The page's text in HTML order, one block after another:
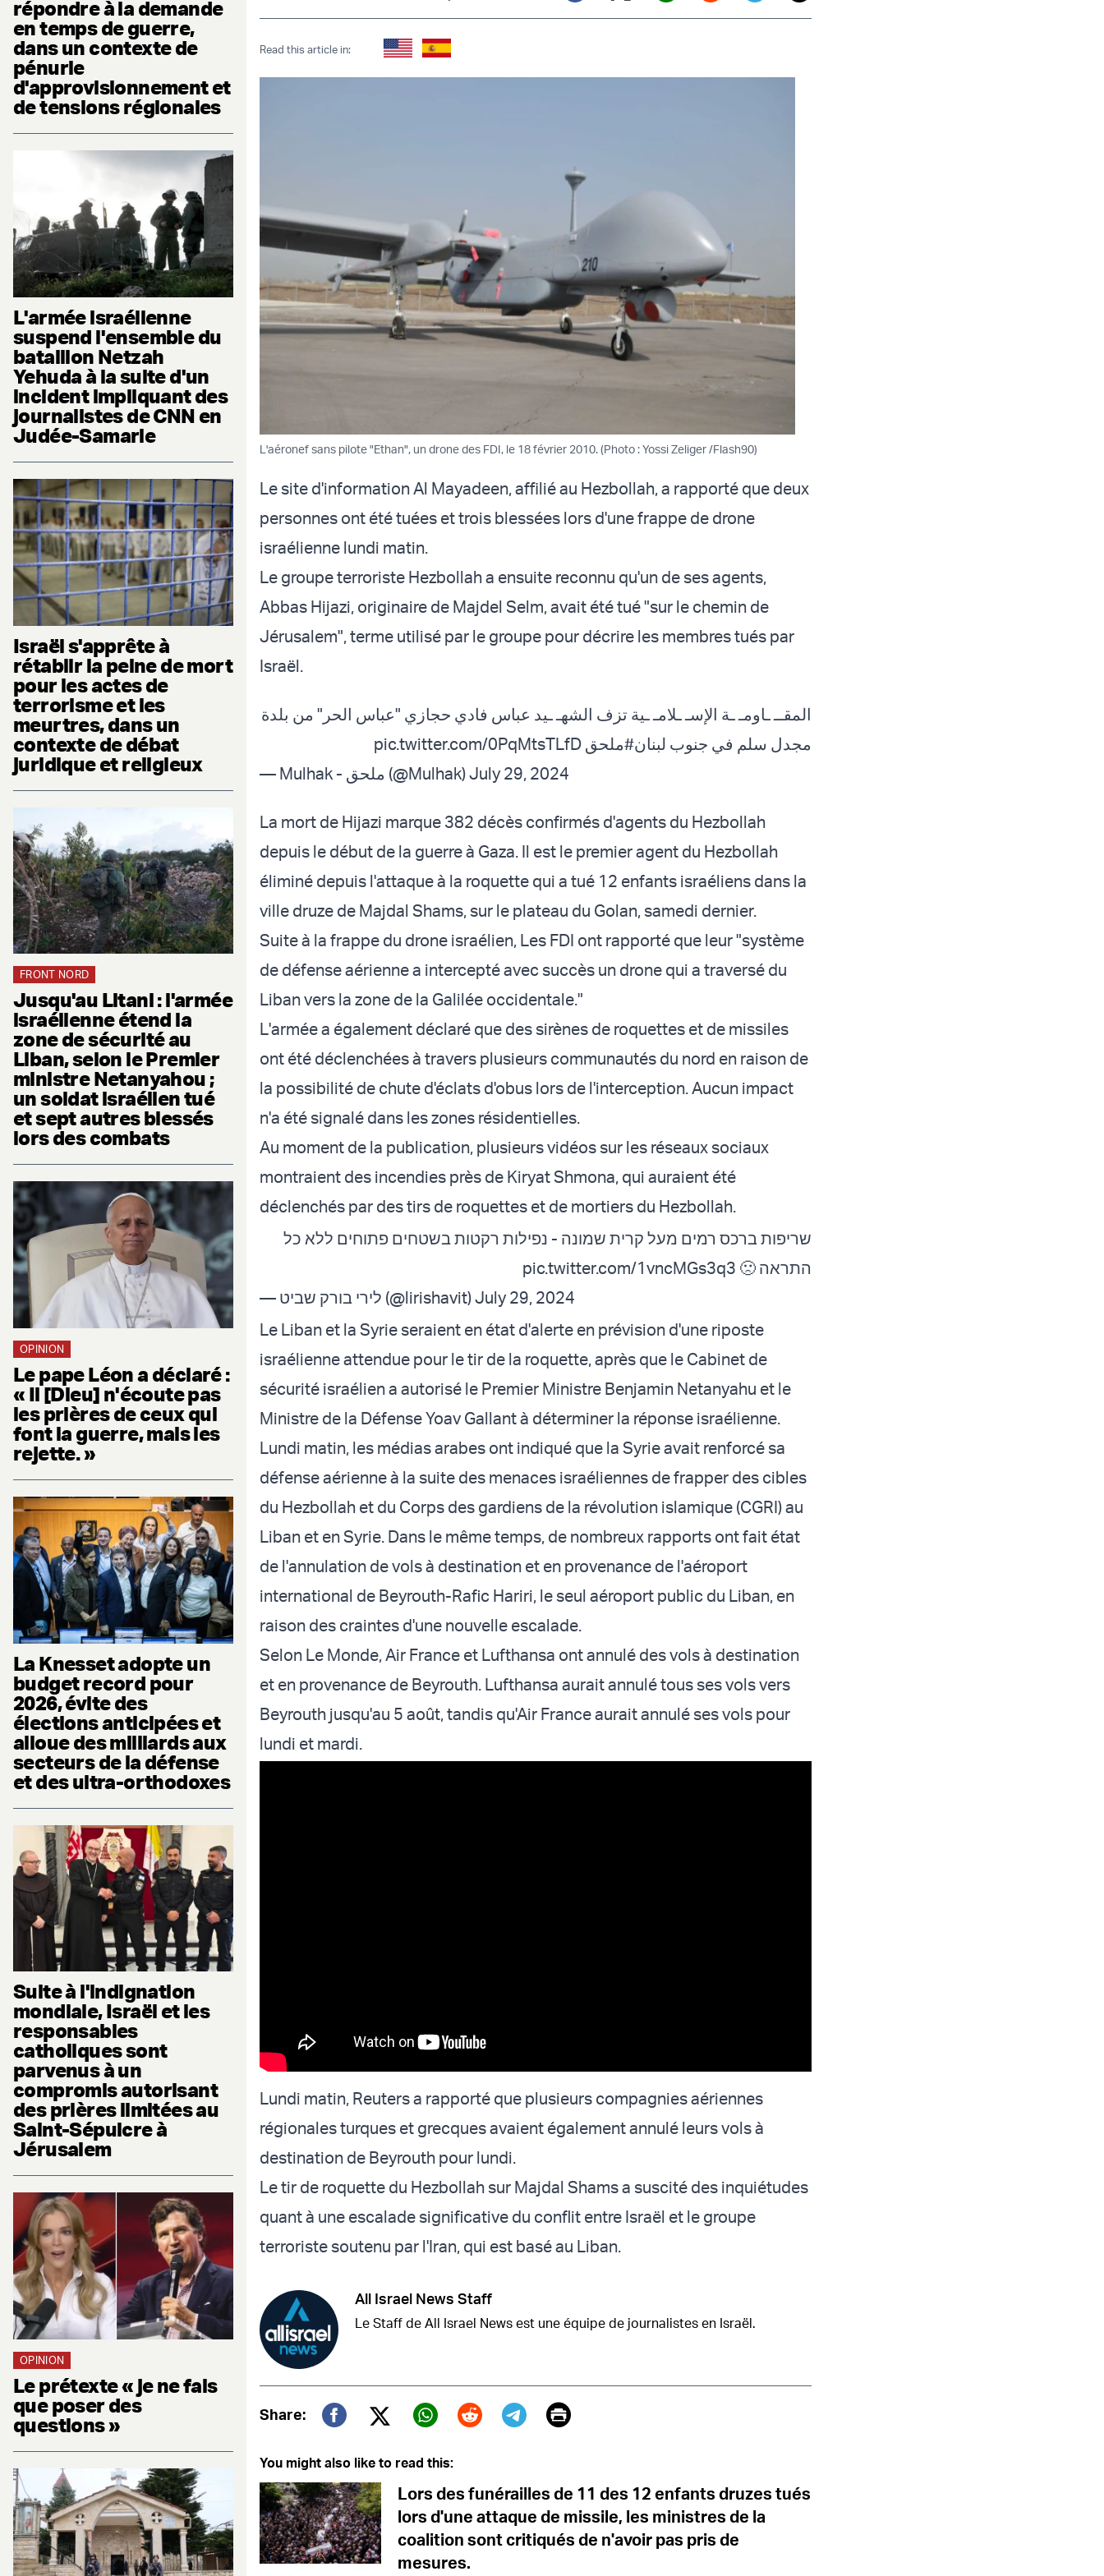
répondre à la demande
en temps de guerre,
dans un contexte de
pénurie
d'approvisionnement et
de tensions régionales
L'armée israélienne
suspend l'ensemble du
bataillon Netzah
Yehuda à la suite d'un
incident impliquant des
journalistes de CNN en
Judée-Samarie
Israël s'apprête à
rétablir la peine de mort
pour les actes de
terrorisme et les
meurtres, dans un
contexte de débat
juridique et religieux
FRONT NORD
Jusqu'au Litani : l'armée
israélienne étend la
zone de sécurité au
Liban, selon le Premier
ministre Netanyahou ;
un soldat israélien tué
et sept autres blessés
lors des combats
OPINION
Le pape Léon a déclaré :
« Il [Dieu] n'écoute pas
les prières de ceux qui
font la guerre, mais les
rejette. »
La Knesset adopte un
budget record pour
2026, évite des
élections anticipées et
alloue des milliards aux
secteurs de la défense
et des ultra-orthodoxes
Suite à l'indignation
mondiale, Israël et les
responsables
catholiques sont
parvenus à un
compromis autorisant
des prières limitées au
Saint-Sépulcre à
Jérusalem
OPINION
Le prétexte « je ne fais
que poser des
questions »
Facebook
Twitter (X)
Whatsapp
RedditTelegram
Read this article in:
L'aéronef sans pilote "Ethan", un drone des FDI, le 18 février 2010. (Photo : Yossi Zeliger /Flash90)
Le site d'information Al Mayadeen, affilié au Hezbollah, a rapporté que deux
personnes ont été tuées et trois blessées lors d'une frappe de drone
israélienne lundi matin.
Le groupe terroriste Hezbollah a ensuite reconnu qu'un de ses agents,
Abbas Hijazi, originaire de Majdel Selm, avait été tué "sur le chemin de
Jérusalem", terme utilisé par le groupe pour décrire les membres tués par
Israël.
المقــ ـاومـ ـة الإسـ ـلامـ ـية تزف الشهـ ـيد عباس فادي حجازي "عباس الحر" من بلدة
مجدل سلم في جنوب لبنان#ملحق pic.twitter.com/0PqMtsTLfD
— Mulhak - ملحق (@Mulhak)July 29, 2024
La mort de Hijazi marque 382 décès confirmés d'agents du Hezbollah
depuis le début de la guerre à Gaza. Il est le premier agent du Hezbollah
éliminé depuis l'attaque à la roquette qui a tué 12 enfants israéliens dans la
ville druze de Majdal Shams, sur le plateau du Golan, samedi dernier.
Suite à la frappe du drone israélien, Les FDI ont rapporté que leur "système
de défense aérienne a intercepté avec succès un drone qui a traversé du
Liban vers la zone de la Galilée occidentale."
L'armée a également déclaré que des sirènes de roquettes et de missiles
ont été déclenchées à travers plusieurs communautés du nord en raison de
la possibilité de chute d'éclats d'obus lors de l'interception. Aucun impact
n'a été signalé dans les zones résidentielles.
Au moment de la publication, plusieurs vidéos sur les réseaux sociaux
montraient des incendies près de Kiryat Shmona, qui auraient été
déclenchés par des tirs de roquettes et de mortiers du Hezbollah.
שריפות ברכס רמים מעל קרית שמונה - נפילות רקטות בשטחים פתוחים ללא כל
התראה 🙁 pic.twitter.com/1vncMGs3q3
— לירי בורק שביט (@lirishavit)July 29, 2024
Le Liban et la Syrie seraient en état d'alerte en prévision d'une riposte
israélienne attendue pour le tir de la roquette, après que le Cabinet de
sécurité israélien a autorisé le Premier Ministre Benjamin Netanyahu et le
Ministre de la Défense Yoav Gallant à déterminer la réponse israélienne.
Lundi matin, les médias arabes ont indiqué que la Syrie avait renforcé sa
défense aérienne à la suite des menaces israéliennes de frapper des cibles
du Hezbollah et du Corps des gardiens de la révolution islamique (CGRI) au
Liban et en Syrie. Dans le même temps, de nombreux rapports ont fait état
de l'annulation de vols à destination et en provenance de l'aéroport
international de Beyrouth-Rafic Hariri, le seul aéroport public du Liban, en
raison des craintes d'une nouvelle escalade.
Selon Le Monde, Air France et Lufthansa ont annulé des vols à destination
et en provenance de Beyrouth. Lufthansa aurait annulé tous ses vols vers
Beyrouth jusqu'au 5 août, tandis qu'Air France aurait annulé ses vols pour
lundi et mardi.
Lundi matin, Reuters a rapporté que plusieurs compagnies aériennes
régionales turques et grecques avaient également annulé leurs vols à
destination de Beyrouth pour lundi.
Le tir de roquette du Hezbollah sur Majdal Shams a suscité des inquiétudes
quant à une escalade significative du conflit entre Israël et le groupe
terroriste soutenu par l'Iran, qui est basé au Liban.
All Israel News Staff
Le Staff de All Israel News est une équipe de journalistes en Israël.
Share:
Twitter (X)
Print
You might also like to read this:
Lors des funérailles de 11 des 12 enfants druzes tués
lors d'une attaque de missile, les ministres de la
coalition sont critiqués de n'avoir pas pris de
mesures.